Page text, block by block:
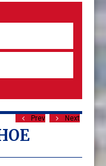
Prev Next